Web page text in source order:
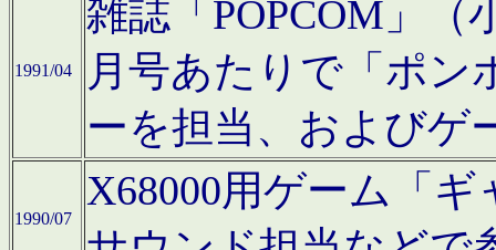
1991/04
雑誌「POPCOM」（
月号あたりで「ポン
ーを担当、およびゲ
1990/07
X68000用ゲーム「